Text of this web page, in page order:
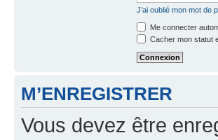
J’ai oublié mon mot de
Me connecter
Cacher mon statut
M’ENREGISTRER
Vous devez être